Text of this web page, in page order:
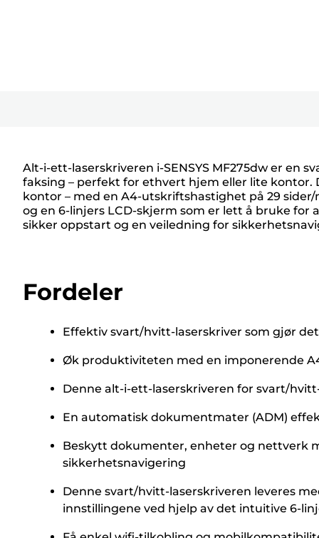
Alt-i-ett-laserskriveren i-SENSYS MF275dw er
faksing – perfekt for ethvert hjem eller lite
kontor – med en A4-utskriftshastighet på 29
og en 6-linjers LCD-skjerm som er lett å bruke
sikker oppstart og en veiledning for
Fordeler
Effektiv svart/hvitt-laserskriver som gjør
Øk produktiviteten med en imponerende
Denne alt-i-ett-laserskriveren for svart/
En automatisk dokumentmater (ADM)
Beskytt dokumenter, enheter og nettverk
sikkerhetsnavigering
Denne svart/hvitt-laserskriveren leveres
innstillingene ved hjelp av det intuitive 6-